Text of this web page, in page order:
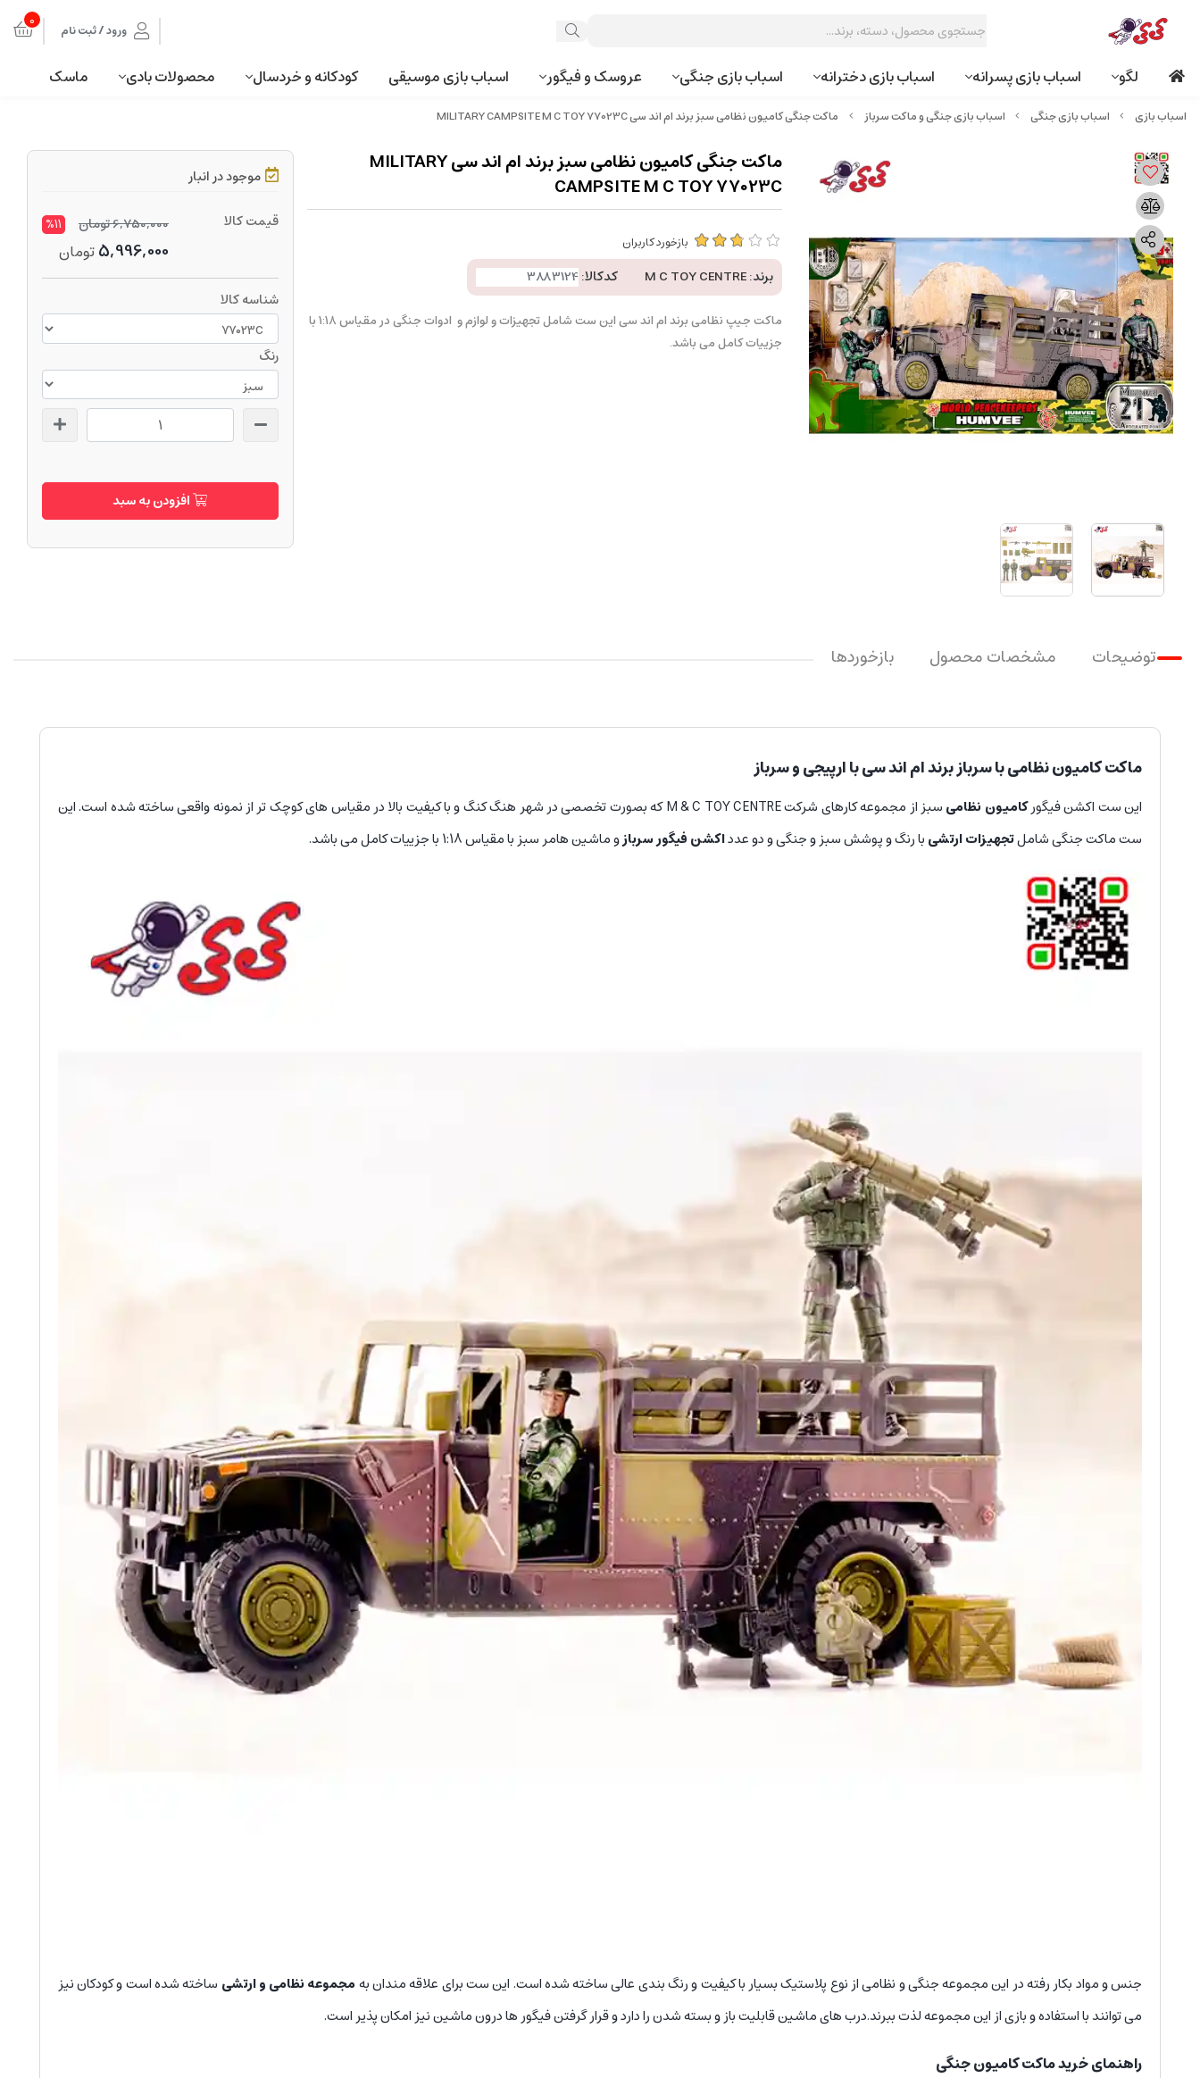
ورود / ثبت نام 0
لگو اسباب بازی پسرانه اسباب بازی دخترانه اسباب بازی جنگی عروسک و فیگور اسباب بازی موسیقی کودکانه و خردسال محصولات بادی ماسک
اسباب بازی جنگی اسباب بازی جنگی و ماکت سرباز ماکت جنگی کامیون نظامی سبز برند ام اند سی MILITARY CAMPSITE M C TOY 77023C
ماکت جنگی کامیون نظامی سبز برند ام اند سی MILITARY
CAMPSITE M C TOY 77023C
بازخورد کاربران
برند:M C TOY CENTRE کدکالا:
ماکت جیپ نظامی برند ام اند سی این ست شامل تجهیزات و لوازم و ادوات جنگی در مقیاس 1:18 با
جزییات کامل می باشد.
موجود در انبار
قیمت کالا 6,750,000تومان %11
5,996,000تومان
شناسه کالا
رنگ
افزودن به سبد
توضیحات مشخصات محصول بازخوردها
ماکت کامیون نظامی با سرباز برند ام اند سی با ارپیجی و سرباز
این ست اکشن فیگورکامیون نظامی
سبز از مجموعه کارهای شرکت M & C TOY CENTRE که بصورت تخصصی در شهر هنگ کنگ و با کیفیت بالا در مقیاس های کوچک تر از نمونه واقعی ساخته شده است. این
ست ماکت جنگی شاملتجهیزات ارتشی با رنگ و پوشش سبز و جنگی و دو عدداکشن فیگور سربازو ماشین هامر سبز با مقیاس 1:18 با جزییات کامل می باشد.
جنس و مواد بکار رفته در این مجموعه جنگی و نظامی از نوع پلاستیک بسیار با کیفیت و رنگ بندی عالی ساخته شده است. این ست برای علاقه مندان به مجموعه نظامی و ارتشی ساخته شده است و کودکان نیز
می توانند با استفاده و بازی از این مجموعه لذت ببرند.درب های ماشین قابلیت باز و بسته شدن را دارد و قرار گرفتن فیگور ها درون ماشین نیز امکان پذیر است.
راهنمای خرید ماکت کامیون جنگی